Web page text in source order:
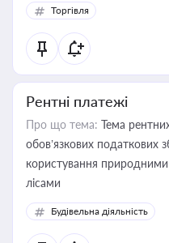
Торгівля
Рентні платежі
Про що тема: Тема
обов’язкових податкових
користування
лісами
Будівельна діяльність